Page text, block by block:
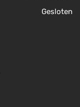
Gesloten